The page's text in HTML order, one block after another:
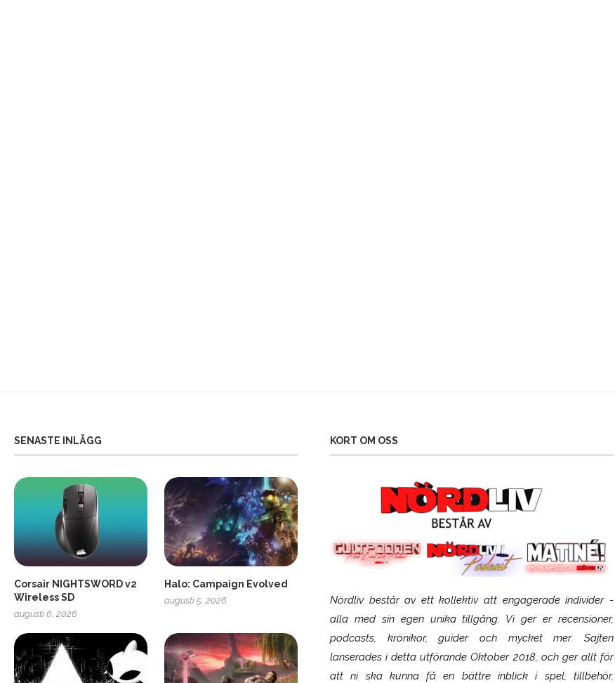
SENASTE INLÄGG
Corsair NIGHTSWORD v2
Wireless SD
augusti 6, 2026
Halo: Campaign Evolved
augusti 5, 2026
KORT OM OSS
Nördliv består av ett kollektiv att engagerade individer -
alla med sin egen unika tillgång. Vi ger er recensioner,
podcasts, krönikor, guider och mycket mer. Sajten
lanserades i detta utförande Oktober 2018, och ger allt för
att ni ska kunna få en bättre inblick i spel, tillbehör,
SCUF Gaming Omega